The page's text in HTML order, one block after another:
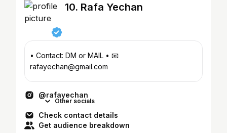
10. Rafa Yechan
• Contact: DM or MAIL • 📧
rafayechan@gmail.com
@rafayechan
Other socials
Check contact details
Get audience breakdown